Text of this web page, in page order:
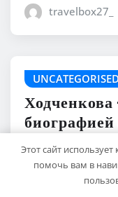
travelbox27_
UNCATEGORISED
личной
ней!
Этот сайт
помочь вам в